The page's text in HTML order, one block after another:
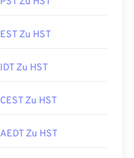
EST Zu HST
IDT Zu HST
CEST Zu HST
AEDT Zu HST